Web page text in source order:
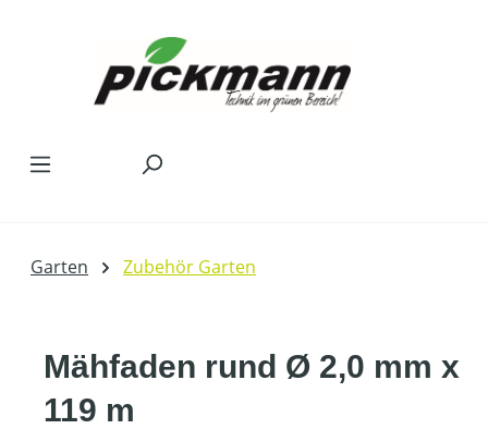
Garten Zubehör Garten
Mähfaden rund Ø 2,0 mm x
119 m